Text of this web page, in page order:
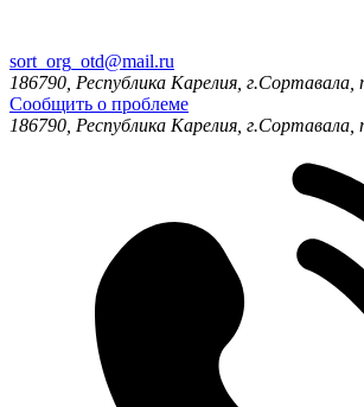
sort_org_otd@mail.ru
186790, Республика Карелия, г.Сортавала,
Сообщить о проблеме
186790, Республика Карелия, г.Сортавала,